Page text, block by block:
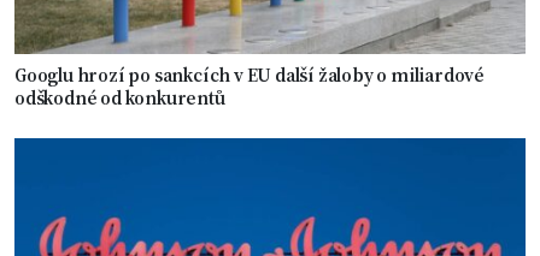
Googlu hrozí po sankcích v EU další žaloby o miliardové
odškodné od konkurentů